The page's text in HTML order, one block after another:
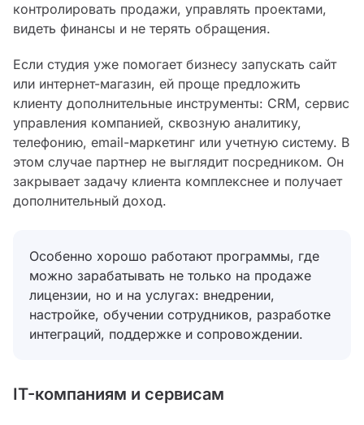
контролировать продажи, управлять проектами,
видеть финансы и не терять обращения.
Если студия уже помогает бизнесу запускать сайт
или интернет-магазин, ей проще предложить
клиенту дополнительные инструменты: CRM, сервис
управления компанией, сквозную аналитику,
телефонию, email-маркетинг или учетную систему. В
этом случае партнер не выглядит посредником. Он
закрывает задачу клиента комплекснее и получает
дополнительный доход.
Особенно хорошо работают программы, где
можно зарабатывать не только на продаже
лицензии, но и на услугах: внедрении,
настройке, обучении сотрудников, разработке
интеграций, поддержке и сопровождении.
IT-компаниям и сервисам